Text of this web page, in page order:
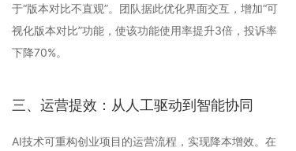
于“版本对比不直观”。团队据此优化界面交互，增加“可
视化版本对比”功能，使该功能使用率提升3倍，投诉率
下降70%。
三、运营提效：从人工驱动到智能协同
AI技术可重构创业项目的运营流程，实现降本增效。在